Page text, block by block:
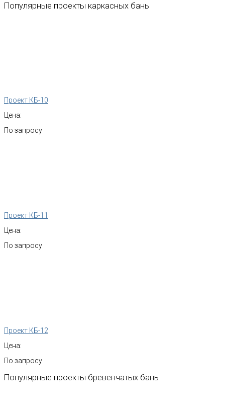
Популярные проекты каркасных бань
Проект КБ-10
Цена:
По запросу
Проект КБ-11
Цена:
По запросу
Проект КБ-12
Цена:
По запросу
Популярные проекты бревенчатых бань